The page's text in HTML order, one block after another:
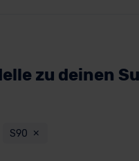
zu deinen
S90